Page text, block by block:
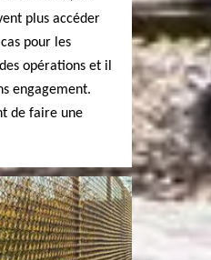
plus accéder
pour les
opérations et il
engagement.
de faire une